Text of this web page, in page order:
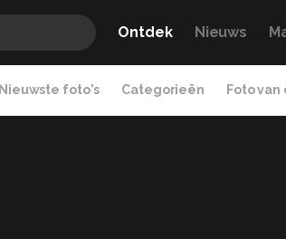
Ontdek Nieuws
Nieuwste foto's Categorieën Foto van